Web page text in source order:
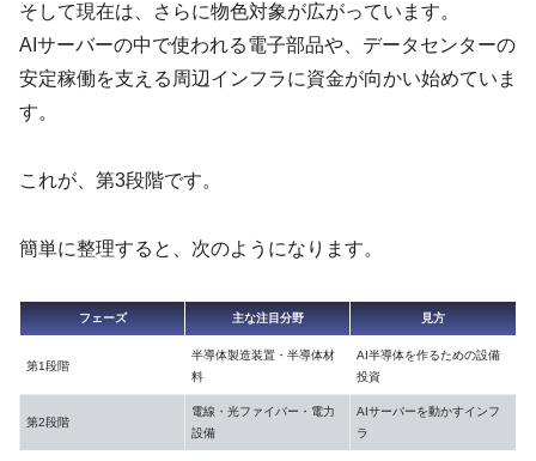
そして現在は、さらに物色対象が広がっています。
AIサーバーの中で使われる電子部品や、データセンターの
安定稼働を支える周辺インフラに資金が向かい始めていま
す。
これが、第3段階です。
簡単に整理すると、次のようになります。
フェーズ 主な注目分野 見方
第1段階
半導体製造装置・半導体材
料
AI半導体を作るための設備
投資
第2段階
電線・光ファイバー・電力
設備
AIサーバーを動かすインフ
ラ